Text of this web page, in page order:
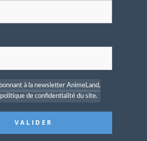
du film ^^
CONNECTEZ-VOUS POUR RÉPONDRE
CURUFINWE le
2015 16 H 50 MIN
dans le genre préquelle pour ce
à la newsletter AnimeLand,
de confidentialité du site.